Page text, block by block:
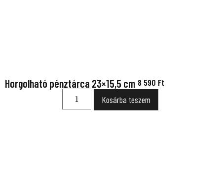
Horgolható pénztárca 23×15,5 cm 8 590 Ft
Kosárba teszem